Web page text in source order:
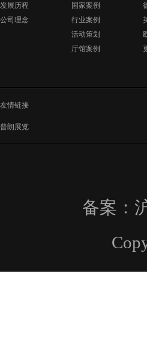
发展历程
公司理念
国家案例
行业案例
活动策划
厅馆案例
友情链接
普朗展览
备案：